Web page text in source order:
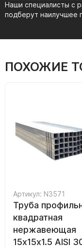
Наши специалисты с
подберут наилучшее
ПОХОЖИЕ
Артикул: N3571
Труба
квадратная
нержавеющая
15х15х1.5 AISI